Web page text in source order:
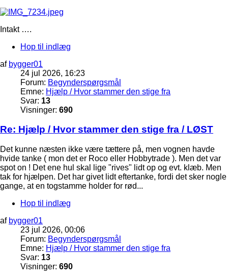
Intakt ….
Hop til indlæg
af bygger01
24 jul 2026, 16:23
Forum: Begynderspørgsmål
Emne: Hjælp / Hvor stammer den stige fra
Svar: 13
Visninger: 690
Re: Hjælp / Hvor stammer den stige fra / LØST
Det kunne næsten ikke være tættere på, men vognen havde
hvide tanke ( mon det er Roco eller Hobbytrade ). Men det var
spot on ! Det ene hul skal lige "rives" lidt op og evt. klæb. Men
tak for hjælpen. Det har givet lidt eftertanke, fordi det sker nogle
gange, at en togstamme holder for rød...
Hop til indlæg
af bygger01
23 jul 2026, 00:06
Forum: Begynderspørgsmål
Emne: Hjælp / Hvor stammer den stige fra
Svar: 13
Visninger: 690